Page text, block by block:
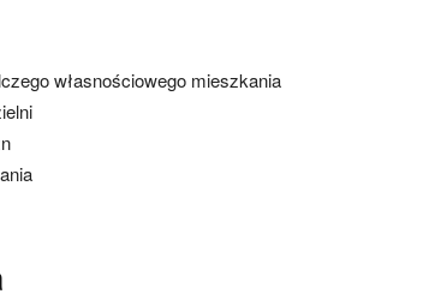
własnościowego mieszkania